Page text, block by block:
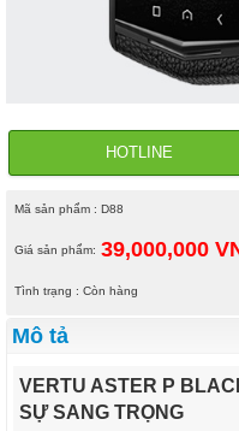
HOTLINE
Mã sản phẩm : D88
Giá sản phẩm: 39,000,000
Tình trạng : Còn hàng
Mô tả
VERTU ASTER P
SỰ SANG TRỌNG